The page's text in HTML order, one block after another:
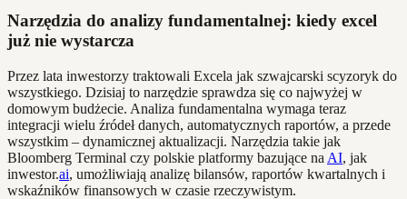
Narzędzia do analizy fundamentalnej: kiedy excel
już nie wystarcza
Przez lata inwestorzy traktowali Excela jak szwajcarski scyzoryk do
wszystkiego. Dzisiaj to narzędzie sprawdza się co najwyżej w
domowym budżecie. Analiza fundamentalna wymaga teraz
integracji wielu źródeł danych, automatycznych raportów, a przede
wszystkim – dynamicznej aktualizacji. Narzędzia takie jak
Bloomberg Terminal czy polskie platformy bazujące na AI, jak
inwestor.ai, umożliwiają analizę bilansów, raportów kwartalnych i
wskaźników finansowych w czasie rzeczywistym.